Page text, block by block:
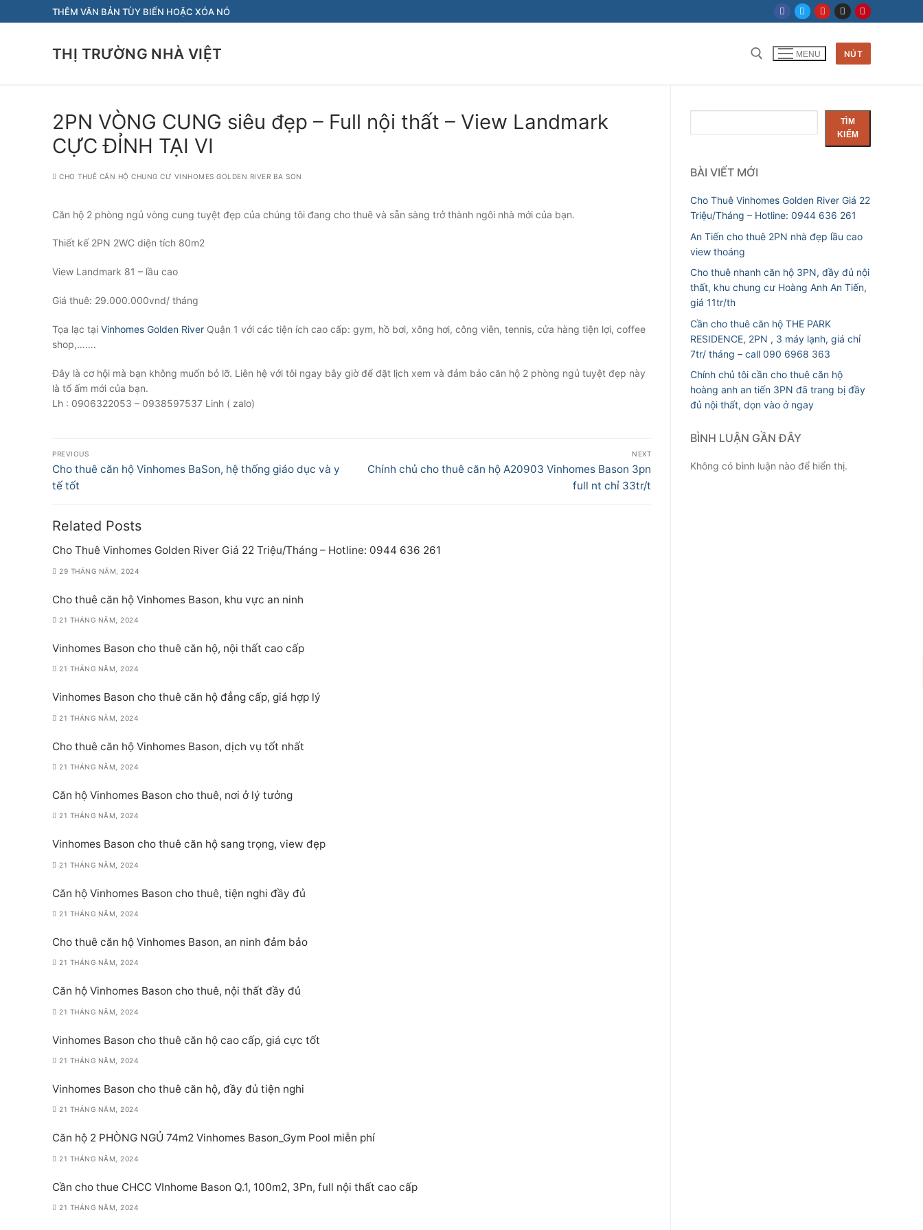
đến
THÊM VĂN BẢN TÙY BIẾN HOẶC XÓA NÓ
THỊ TRƯỜNG NHÀ VIỆT
Tìm kiếm cho:
MENU NÚT
2PN VÒNG CUNG siêu đẹp – Full nội thất – View Landmark
CỰC ĐỈNH TẠI VI
CHO THUÊ CĂN HỘ CHUNG CƯ VINHOMES GOLDEN RIVER BA SON
Căn hộ 2 phòng ngủ vòng cung tuyệt đẹp của chúng tôi đang cho thuê và sẵn sàng trở thành ngôi nhà mới của bạn.
Thiết kế 2PN 2WC diện tích 80m2
View Landmark 81 – lầu cao
Giá thuê: 29.000.000vnd/ tháng
Tọa lạc tại Vinhomes Golden River Quận 1 với các tiện ích cao cấp: gym, hồ bơi, xông hơi, công viên, tennis, cửa hàng tiện lợi, coffee
shop,…….
Đây là cơ hội mà bạn không muốn bỏ lỡ. Liên hệ với tôi ngay bây giờ để đặt lịch xem và đảm bảo căn hộ 2 phòng ngủ tuyệt đẹp này
là tổ ấm mới của bạn.
Lh : 0906322053 – 0938597537 Linh ( zalo)
Điều
hướng
bài
viết
PREVIOUS
Previous
post:
Cho thuê căn hộ Vinhomes BaSon, hệ thống giáo dục và y
tế tốt
NEXT
Next
Chính chủ cho thuê căn hộ A20903 Vinhomes Bason 3pn
full nt chỉ 33tr/t
Related Posts
Cho Thuê Vinhomes Golden River Giá 22 Triệu/Tháng – Hotline: 0944 636 261
29 THÁNG NĂM, 2024
Cho thuê căn hộ Vinhomes Bason, khu vực an ninh
21 THÁNG NĂM, 2024
Vinhomes Bason cho thuê căn hộ, nội thất cao cấp
21 THÁNG NĂM, 2024
Vinhomes Bason cho thuê căn hộ đẳng cấp, giá hợp lý
21 THÁNG NĂM, 2024
Cho thuê căn hộ Vinhomes Bason, dịch vụ tốt nhất
21 THÁNG NĂM, 2024
Căn hộ Vinhomes Bason cho thuê, nơi ở lý tưởng
21 THÁNG NĂM, 2024
Vinhomes Bason cho thuê căn hộ sang trọng, view đẹp
21 THÁNG NĂM, 2024
Căn hộ Vinhomes Bason cho thuê, tiện nghi đầy đủ
21 THÁNG NĂM, 2024
Cho thuê căn hộ Vinhomes Bason, an ninh đảm bảo
21 THÁNG NĂM, 2024
Căn hộ Vinhomes Bason cho thuê, nội thất đầy đủ
21 THÁNG NĂM, 2024
Vinhomes Bason cho thuê căn hộ cao cấp, giá cực tốt
21 THÁNG NĂM, 2024
Vinhomes Bason cho thuê căn hộ, đầy đủ tiện nghi
21 THÁNG NĂM, 2024
Căn hộ 2 PHÒNG NGỦ 74m2 Vinhomes Bason_Gym Pool miễn phí
21 THÁNG NĂM, 2024
Cần cho thue CHCC VInhome Bason Q.1, 100m2, 3Pn, full nội thất cao cấp
21 THÁNG NĂM, 2024
kiếm
TÌM
KIẾM
BÀI VIẾT MỚI
Cho Thuê Vinhomes Golden River Giá 22
Triệu/Tháng – Hotline: 0944 636 261
An Tiến cho thuê 2PN nhà đẹp lầu cao
view thoáng
Cho thuê nhanh căn hộ 3PN, đầy đủ nội
thất, khu chung cư Hoàng Anh An Tiến,
giá 11tr/th
Cần cho thuê căn hộ THE PARK
RESIDENCE, 2PN , 3 máy lạnh, giá chỉ
7tr/ tháng – call 090 6968 363
Chính chủ tôi cần cho thuê căn hộ
hoàng anh an tiến 3PN đã trang bị đầy
đủ nội thất, dọn vào ở ngay
BÌNH LUẬN GẦN ĐÂY
Không có bình luận nào để hiển thị.